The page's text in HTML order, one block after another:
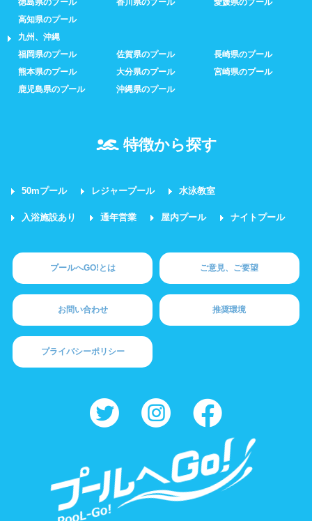
徳島県のプール
香川県のプール
愛媛県のプール
高知県のプール
九州、沖縄
福岡県のプール
佐賀県のプール
長崎県のプール
熊本県のプール
大分県のプール
宮崎県のプール
鹿児島県のプール
沖縄県のプール
特徴から探す
50mプール レジャープール 水泳教室
入浴施設あり 通年営業 屋内プール ナイトプール
プールへGO!とは ご意見、ご要望
お問い合わせ 推奨環境
プライバシーポリシー